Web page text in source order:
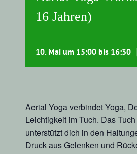
16 Jahren)
10. Mai um 15:00 bis 16:30 |
Aerial Yoga verbindet Yoga,
Leichtigkeit im Tuch. Das
unterstützt dich in den
Druck aus Gelenken und